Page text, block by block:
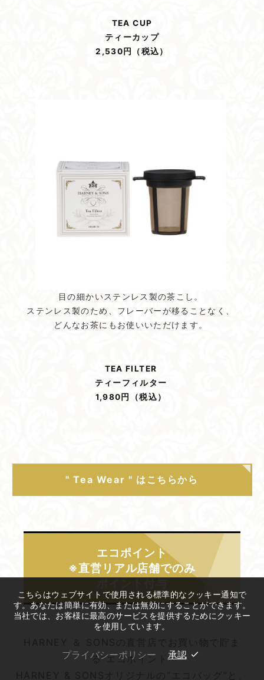
TEA CUP
ティーカップ
2,530円（税込）
目の細かいステンレス製の茶こし。
ステンレス製のため、フレーバーが移ることなく、
どんなお茶にもお使いいただけます。
TEA FILTER
ティーフィルター
1,980円（税込）
" Tea Wear " はこちらから
エコポイント
※直営リアル店舗でのみ​
る”エコポイント”
こちらはウェブサイトで使用される標準的なクッキー通知で
す。あなたは簡単に有効、または無効にすることができます。
当社では、お客様に最高のサービスを提供するためにクッキー
を使用しています。
プライバシーポリシー 承認